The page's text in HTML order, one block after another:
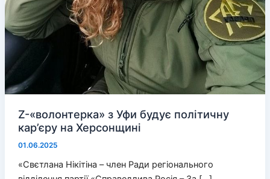
Z-«волонтерка» з Уфи будує політичну
кар’єру на Херсонщині
01.06.2025
«Свєтлана Нікітіна – член Ради регіонального